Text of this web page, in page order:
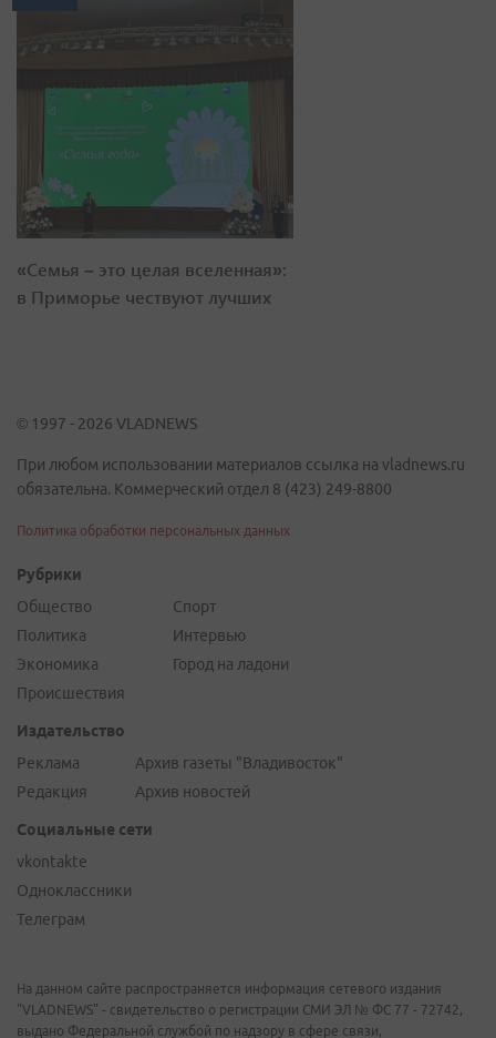
«Семья – это целая вселенная»:
в Приморье чествуют лучших
© 1997 - 2026 VLADNEWS
При любом использовании материалов ссылка на vladnews.ru
обязательна. Коммерческий отдел 8 (423) 249-8800
Политика обработки персональных данных
Рубрики
Общество
Политика
Экономика
Происшествия
Спорт
Интервью
Город на ладони
Издательство
Реклама
Редакция
Архив газеты "Владивосток"
Архив новостей
Социальные сети
vkontakte
Одноклассники
Телеграм
На данном сайте распространяется информация сетевого издания
"VLADNEWS" - свидетельство о регистрации СМИ ЭЛ № ФС 77 - 72742,
выдано Федеральной службой по надзору в сфере связи,